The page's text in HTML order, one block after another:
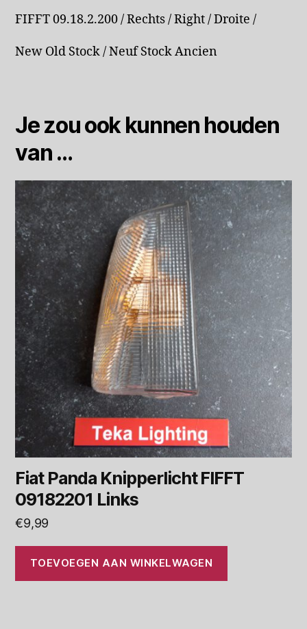
FIFFT 09.18.2.200 / Rechts / Right / Droite /
New Old Stock / Neuf Stock Ancien
Je zou ook kunnen houden
van …
Fiat Panda Knipperlicht FIFFT
09182201 Links
€9,99
TOEVOEGEN AAN WINKELWAGEN